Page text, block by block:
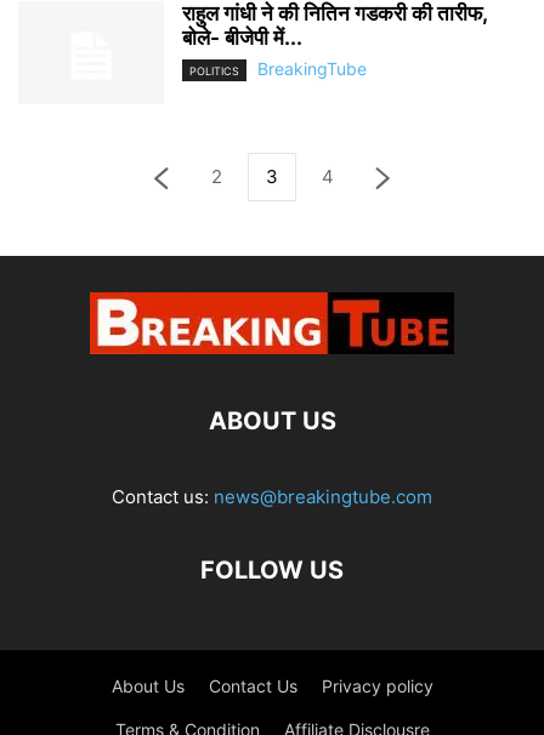
राहुल गांधी ने की नितिन गडकरी की तारीफ,
बोले- बीजेपी में...
POLITICS BreakingTube
2 3 4
ABOUT US
Contact us: news@breakingtube.com
FOLLOW US
About Us Contact Us Privacy policy
Terms & Condition Affiliate Disclousre